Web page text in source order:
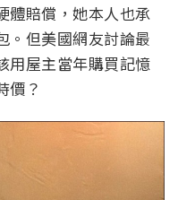
體賠償，她本人也承
。但美國網友討論最
用屋主當年購買記憶
價？